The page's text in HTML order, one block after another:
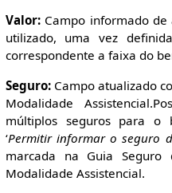
Valor:Campo informado de
utilizado, uma vez
correspondente a faixa do
Seguro:Campo atualizado
Modalidade
múltiplos seguros para o
‘Permitir informar o seguro
marcada na Guia
Modalidade Assistencial.